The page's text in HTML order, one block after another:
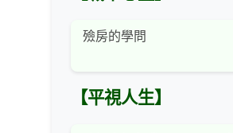
殮房的學問
【平視人生】